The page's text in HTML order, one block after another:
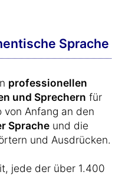
Sprache
professionellen
und Sprechern für
von Anfang an den
Sprache und die
und Ausdrücken.
jede der über 1.400